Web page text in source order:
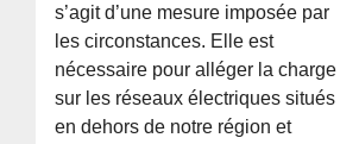
s’agit d’une mesure imposée par
les circonstances. Elle est
nécessaire pour alléger la charge
sur les réseaux électriques situés
en dehors de notre région et